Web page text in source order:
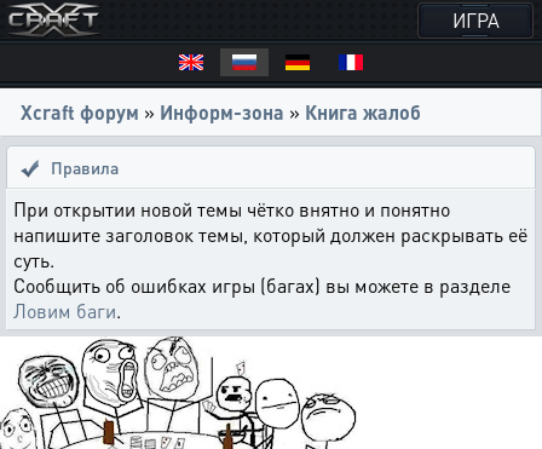
ИГРА
Xcraft форум » Информ-зона » Книга жалоб
Правила
При открытии новой темы чётко внятно и понятно
напишите заголовок темы, который должен раскрывать её
суть.
Сообщить об ошибках игры (багах) вы можете в разделе
Ловим баги.